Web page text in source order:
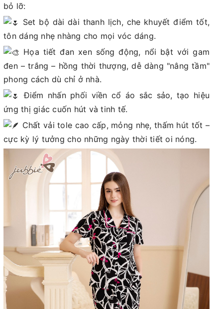
bỏ lỡ:
Set bộ dài dài thanh lịch, che khuyết điểm tốt,
tôn dáng nhẹ nhàng cho mọi vóc dáng.
Họa tiết đan xen sống động, nổi bật với gam
đen – trắng – hồng thời thượng, dễ dàng "nâng tầm"
phong cách dù chỉ ở nhà.
Điểm nhấn phối viền cổ áo sắc sảo, tạo hiệu
ứng thị giác cuốn hút và tinh tế.
Chất vải tole cao cấp, mỏng nhẹ, thấm hút tốt –
cực kỳ lý tưởng cho những ngày thời tiết oi nóng.